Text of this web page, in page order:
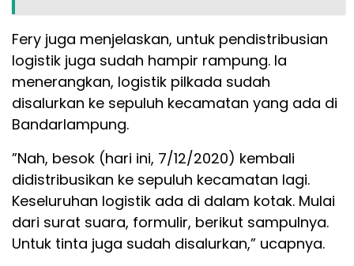
Fery juga menjelaskan, untuk pendistribusian
logistik juga sudah hampir rampung. Ia
menerangkan, logistik pilkada sudah
disalurkan ke sepuluh kecamatan yang ada di
Bandarlampung.
”Nah, besok (hari ini, 7/12/2020) kembali
didistribusikan ke sepuluh kecamatan lagi.
Keseluruhan logistik ada di dalam kotak. Mulai
dari surat suara, formulir, berikut sampulnya.
Untuk tinta juga sudah disalurkan,” ucapnya.